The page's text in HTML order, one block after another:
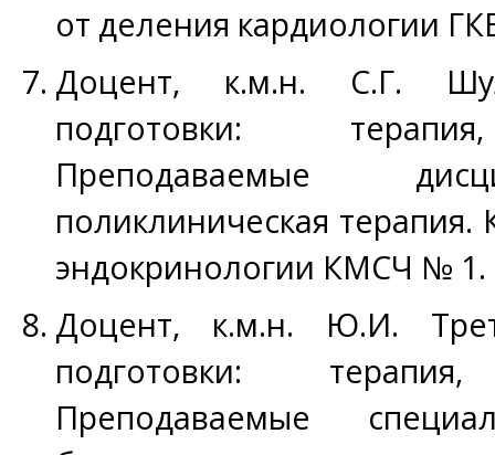
от деления кардиологии
Доцент, к.м.н. С.Г.
подготовки:
Преподаваемые
поликлиническая терапия.
эндокринологии КМСЧ № 1.
Доцент, к.м.н. Ю.И.
подготовки: терапия,
Преподаваемые